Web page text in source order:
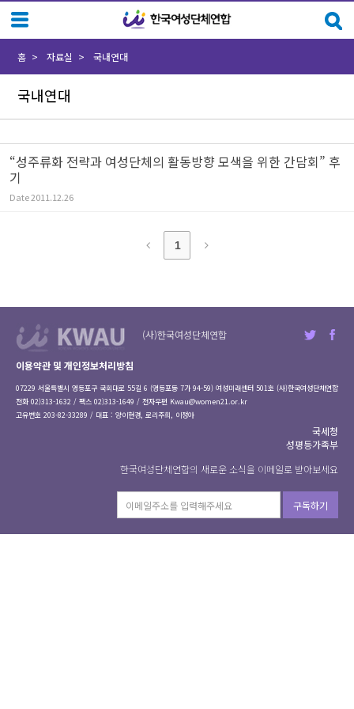
국내연대
홈 자료실 국내연대
“성주류화 전략과 여성단체의 활동방향 모색을 위한 간담회” 후
기
Date2011.12.26
1
(사)한국여성단체연합
이용약관 및 개인정보처리방침
07229 서울특별시 영등포구 국회대로 55길 6 (영등포동 7가 94-59) 여성미래센터 501호 (사)한국여성단체연합
전화 02)313-1632 / 팩스 02)313-1649 / 전자우편 Kwau@women21.or.kr
고유번호 203-82-33289 / 대표 : 양이현경, 로리주희, 이정아
국세청
성평등가족부
한국여성단체연합의 새로운 소식을 이메일로 받아보세요
구독하기